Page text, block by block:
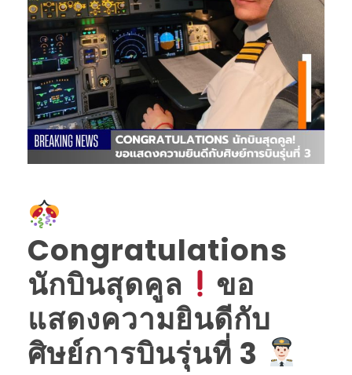
Congratulations
นักบินสุดคูล
ขอ
แสดงความยินดีกับ
ศิษย์การบินรุ่นที่ 3